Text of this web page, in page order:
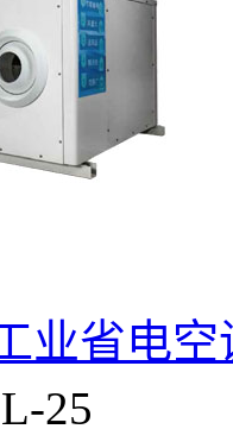
业省电
25